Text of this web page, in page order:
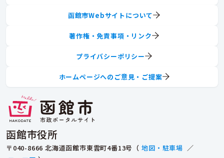
函館市役所
〒040-8666 北海道函館市東雲町4番13号（ 地図・駐車場 ／
函館市Webサイトについて
著作権・免責事項・リンク
プライバシーポリシー
ホームページへのご意見・ご提案